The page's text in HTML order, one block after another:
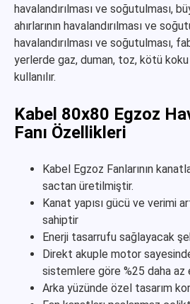
havalandırılması ve soğutulması,
ahırlarının havalandırılması ve
havalandırılması ve soğutulması,
yerlerde gaz, duman, toz, kötü
kullanılır.
Kabel 80x80 Egzoz
Fanı Özellikleri
Kabel Egzoz Fanlarının
sactan üretilmiştir.
Kanat yapısı gücü ve verimi
sahiptir
Enerji tasarrufu sağlayacak
Direkt akuple motor
sistemlere göre %25 daha az
Arka yüzünde özel tasarım